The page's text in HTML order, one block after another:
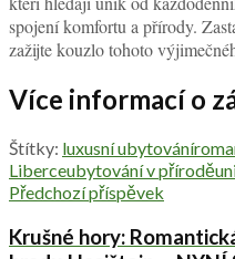
spojení komfortu a přírody.
zažijte kouzlo tohoto
Více informací o
Štítky: luxusní ubytování
Liberceubytování v přírodě
Předchozí příspěvek
Krušné hory: